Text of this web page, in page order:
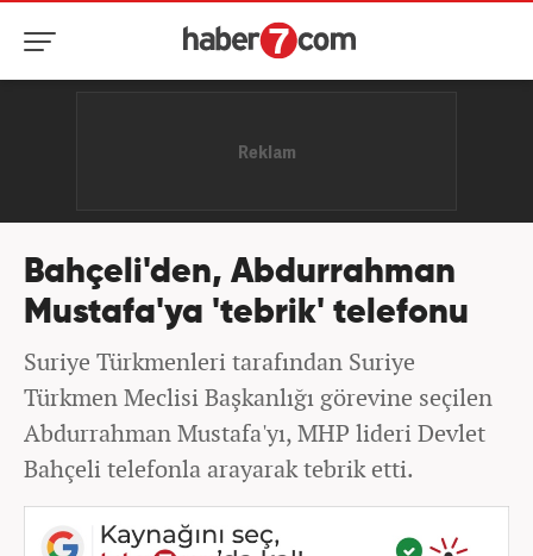
Bahçeli'den, Abdurrahman
Mustafa'ya 'tebrik' telefonu
Suriye Türkmenleri tarafından Suriye
Türkmen Meclisi Başkanlığı görevine seçilen
Abdurrahman Mustafa'yı, MHP lideri Devlet
Bahçeli telefonla arayarak tebrik etti.